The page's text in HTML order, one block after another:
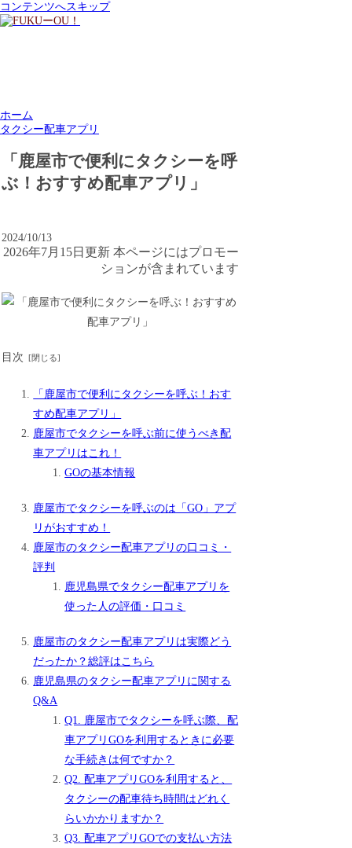
コンテンツへスキップ
ホーム
タクシー配車アプリ
「鹿屋市で便利にタクシーを呼
ぶ！おすすめ配車アプリ」
2024/10/13
2026年7月15日更新 本ページにはプロモー
ションが含まれています
目次
「鹿屋市で便利にタクシーを呼ぶ！おす
すめ配車アプリ」
鹿屋市でタクシーを呼ぶ前に使うべき配
車アプリはこれ！
GOの基本情報
鹿屋市でタクシーを呼ぶのは「GO」アプ
リがおすすめ！
鹿屋市のタクシー配車アプリの口コミ・
評判
鹿児島県でタクシー配車アプリを
使った人の評価・口コミ
鹿屋市のタクシー配車アプリは実際どう
だったか？総評はこちら
鹿児島県のタクシー配車アプリに関する
Q&A
Q1. 鹿屋市でタクシーを呼ぶ際、配
車アプリGOを利用するときに必要
な手続きは何ですか？
Q2. 配車アプリGOを利用すると、
タクシーの配車待ち時間はどれく
らいかかりますか？
Q3. 配車アプリGOでの支払い方法